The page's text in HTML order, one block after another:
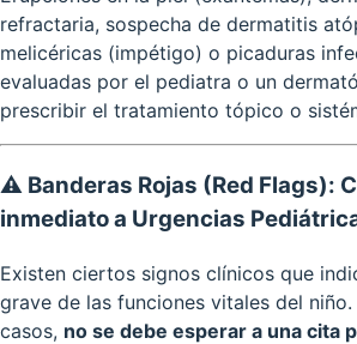
refractaria, sospecha de dermatitis
melicéricas (impétigo) o picaduras
evaluadas por el pediatra o un
prescribir el tratamiento tópico o
⚠️ Banderas Rojas (Red Flags):
inmediato a Urgencias
Existen ciertos signos clínicos que
grave de las funciones vitales del
casos, no se debe esperar a una cita